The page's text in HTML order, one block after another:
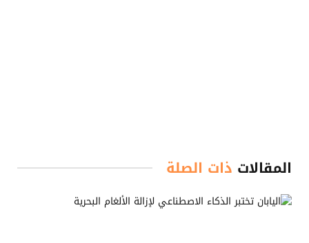
المقالات ذات الصلة